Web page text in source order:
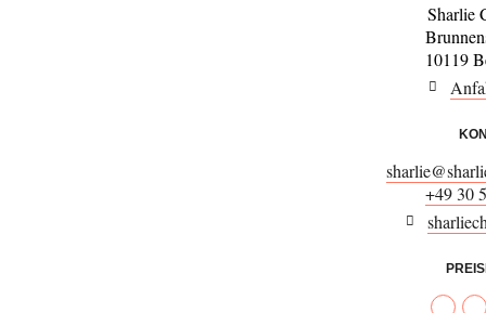
Sharlie
10119
+49 30